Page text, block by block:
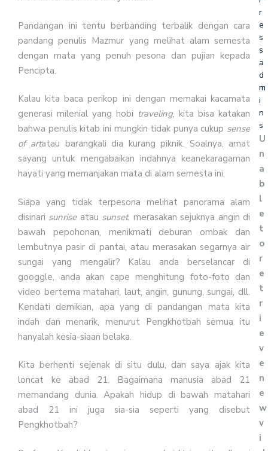
Pandangan ini tentu berbanding terbalik dengan cara
pandang penulis Mazmur yang melihat alam semesta
dengan mata yang penuh pesona dan pujian kepada
Pencipta.
Kalau kita baca perikop ini dengan memakai kacamata
generasi milenial yang hobi traveling, kita bisa katakan
bahwa penulis kitab ini mungkin tidak punya cukup sense
of artatau barangkali dia kurang piknik. Soalnya, amat
sayang untuk mengabaikan indahnya keanekaragaman
hayati yang memanjakan mata di alam semesta ini.
Siapa yang tidak terpesona melihat panorama alam
disinari sunriseatau sunset, merasakan sejuknya angin di
bawah pepohonan, menikmati deburan ombak dan
lembutnya pasir di pantai, atau merasakan segarnya air
sungai yang mengalir? Kalau anda berselancar di
googgle, anda akan cape menghitung foto-foto dan
video bertema matahari, laut, angin, gunung, sungai, dll.
Kendati demikian, apa yang di pandangan mata kita
indah dan menarik, menurut Pengkhotbah semua itu
hanyalah kesia-siaan belaka.
Kita berhenti sejenak di situ dulu, dan saya ajak kita
loncat ke abad 21. Bagaimana manusia abad 21
memandang dunia. Apakah hidup di bawah matahari
abad 21 ini juga sia-sia seperti yang disebut
Pengkhotbah?
r
e
s
s
a
d
m
i
n
s
U
n
a
b
l
e
t
o
r
e
t
r
i
e
v
e
n
e
w
v
i